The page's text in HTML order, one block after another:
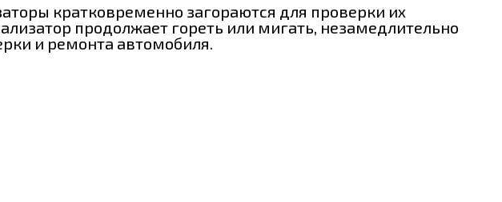
кратковременно загораются для проверки их
продолжает гореть или мигать, незамедлительно
и ремонта автомобиля.